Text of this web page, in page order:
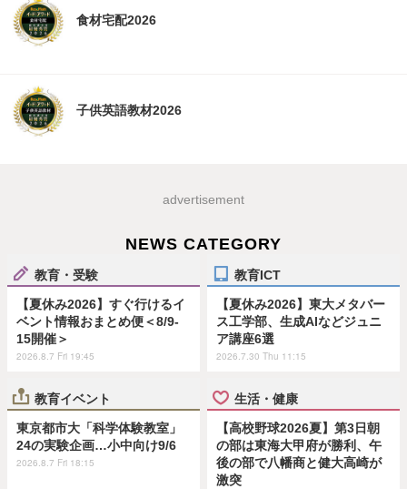
食材宅配2026
子供英語教材2026
advertisement
NEWS CATEGORY
教育・受験
【夏休み2026】すぐ行けるイ
ベント情報おまとめ便＜8/9-
15開催＞
2026.8.7 Fri 19:45
教育ICT
【夏休み2026】東大メタバー
ス工学部、生成AIなどジュニ
ア講座6選
2026.7.30 Thu 11:15
教育イベント
東京都市大「科学体験教室」
24の実験企画…小中向け9/6
2026.8.7 Fri 18:15
生活・健康
【高校野球2026夏】第3日朝
の部は東海大甲府が勝利、午
後の部で八幡商と健大高崎が
激突